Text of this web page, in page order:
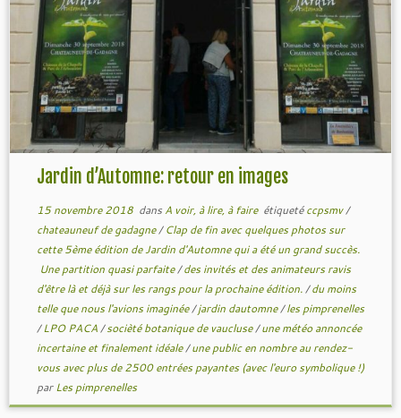
Jardin d’Automne: retour en images
15 novembre 2018dans A voir, à lire, à faire étiquetéccpsmv/
chateauneuf de gadagne/Clap de fin avec quelques photos sur
cette 5ème édition de Jardin d'Automne qui a été un grand succès.
Une partition quasi parfaite/des invités et des animateurs ravis
d'être là et déjà sur les rangs pour la prochaine édition./du moins
telle que nous l'avions imaginée/jardin dautomne/les pimprenelles
/LPO PACA/socièté botanique de vaucluse/une météo annoncée
incertaine et finalement idéale/une public en nombre au rendez-
vous avec plus de 2500 entrées payantes (avec l'euro symbolique !)
parLes pimprenelles